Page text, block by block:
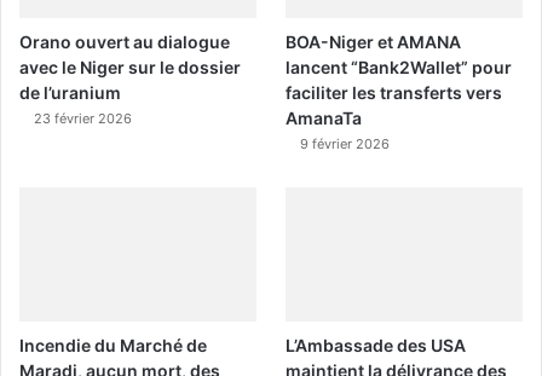
Orano ouvert au dialogue
avec le Niger sur le dossier
de l’uranium
23 février 2026
BOA-Niger et AMANA
lancent “Bank2Wallet” pour
faciliter les transferts vers
AmanaTa
9 février 2026
Incendie du Marché de
Maradi, aucun mort, des
L’Ambassade des USA
maintient la délivrance des